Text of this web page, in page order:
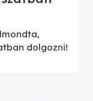
dolgozni!